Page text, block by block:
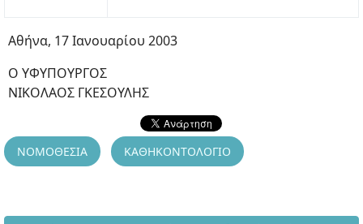
Αθήνα, 17 Ιανουαρίου 2003
Ο ΥΦΥΠΟΥΡΓΟΣ
ΝΙΚΟΛΑΟΣ ΓΚΕΣΟΥΛΗΣ
ΝΟΜΟΘΕΣΙΑ ΚΑΘΗΚΟΝΤΟΛΟΓΙΟ